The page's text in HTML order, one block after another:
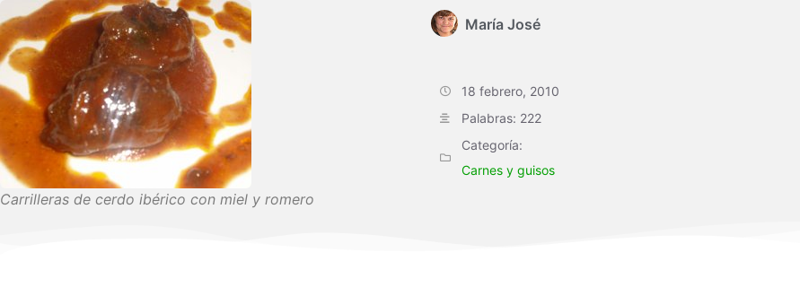
Carrilleras de cerdo ibérico con miel y romero
María José
18 febrero, 2010
Palabras: 222
Categoría:
Carnes y guisos